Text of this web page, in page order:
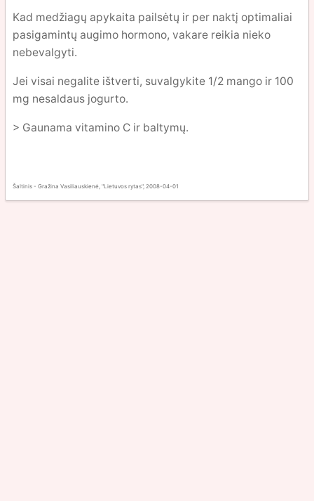
Kad medžiagų apykaita pailsėtų ir per naktį optimaliai
pasigamintų augimo hormono, vakare reikia nieko
nebevalgyti.
Jei visai negalite ištverti, suvalgykite 1/2 mango ir 100
mg nesaldaus jogurto.
> Gaunama vitamino C ir baltymų.
Šaltinis - Gražina Vasiliauskienė, "Lietuvos rytas", 2008-04-01